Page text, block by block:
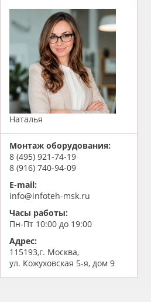
Наталья
Монтаж оборудования:
8 (495) 921-74-19
8 (916) 740-94-09
E-mail:
info@infoteh-msk.ru
Часы работы:
Пн-Пт 10:00 до 19:00
Адрес:
115193,г. Москва,
ул. Кожуховская 5-я, дом 9